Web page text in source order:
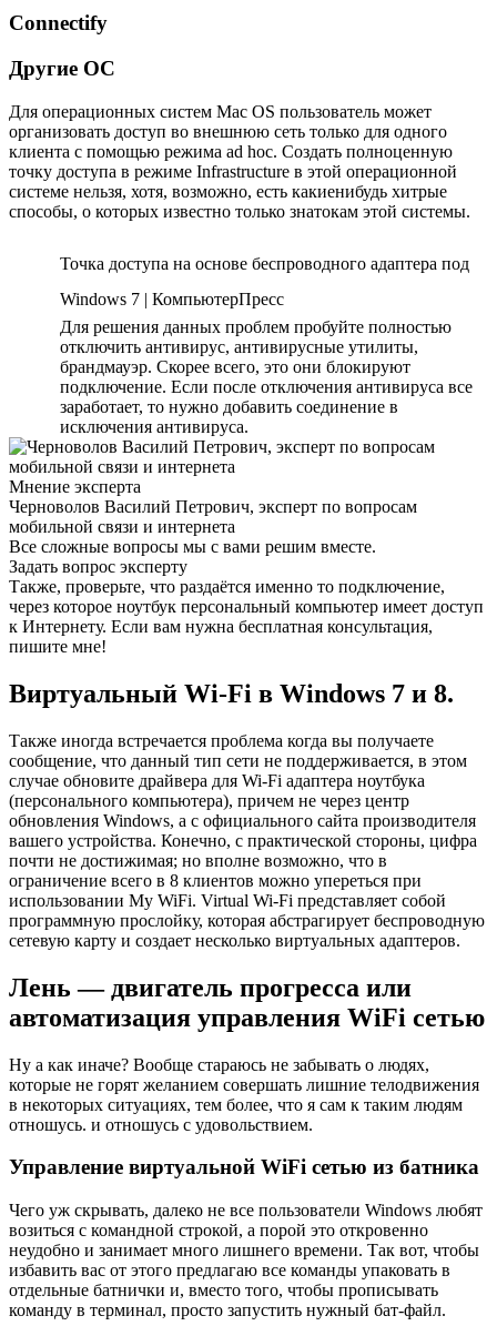
Connectify
Другие ОС
Для операционных систем Mac OS пользователь может
организовать доступ во внешнюю сеть только для одного
клиента с помощью режима ad hoc. Создать полноценную
точку доступа в режиме Infrastructure в этой операционной
системе нельзя, хотя, возможно, есть какие­нибудь хитрые
способы, о которых известно только знатокам этой системы.
Точка доступа на основе беспроводного адаптера под
Windows 7 | КомпьютерПресс
Для решения данных проблем пробуйте полностью
отключить антивирус, антивирусные утилиты,
брандмауэр. Скорее всего, это они блокируют
подключение. Если после отключения антивируса все
заработает, то нужно добавить соединение в
исключения антивируса.
Мнение эксперта
Черноволов Василий Петрович, эксперт по вопросам
мобильной связи и интернета
Все сложные вопросы мы с вами решим вместе.
Задать вопрос эксперту
Также, проверьте, что раздаётся именно то подключение,
через которое ноутбук персональный компьютер имеет доступ
к Интернету. Если вам нужна бесплатная консультация,
пишите мне!
Виртуальный Wi-Fi в Windows 7 и 8.
Также иногда встречается проблема когда вы получаете
сообщение, что данный тип сети не поддерживается, в этом
случае обновите драйвера для Wi-Fi адаптера ноутбука
(персонального компьютера), причем не через центр
обновления Windows, а с официального сайта производителя
вашего устройства. Конечно, с практической стороны, цифра
почти не достижимая; но вполне возможно, что в
ограничение всего в 8 клиентов можно упереться при
использовании My WiFi. Virtual Wi-Fi представляет собой
программную прослойку, которая абстрагирует беспроводную
сетевую карту и создает несколько виртуальных адаптеров.
Лень — двигатель прогресса или
автоматизация управления WiFi сетью
Ну а как иначе? Вообще стараюсь не забывать о людях,
которые не горят желанием совершать лишние телодвижения
в некоторых ситуациях, тем более, что я сам к таким людям
отношусь. и отношусь с удовольствием.
Управление виртуальной WiFi сетью из батника
Чего уж скрывать, далеко не все пользователи Windows любят
возиться с командной строкой, а порой это откровенно
неудобно и занимает много лишнего времени. Так вот, чтобы
избавить вас от этого предлагаю все команды упаковать в
отдельные батнички и, вместо того, чтобы прописывать
команду в терминал, просто запустить нужный бат-файл.